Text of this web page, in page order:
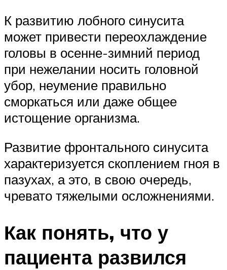
К развитию лобного синусита
может привести переохлаждение
головы в осенне-зимний период
при нежелании носить головной
убор, неумение правильно
сморкаться или даже общее
истощение организма.
Развитие фронтального синусита
характеризуется скоплением гноя в
пазухах, а это, в свою очередь,
чревато тяжелыми осложнениями.
Как понять, что у
пациента развился